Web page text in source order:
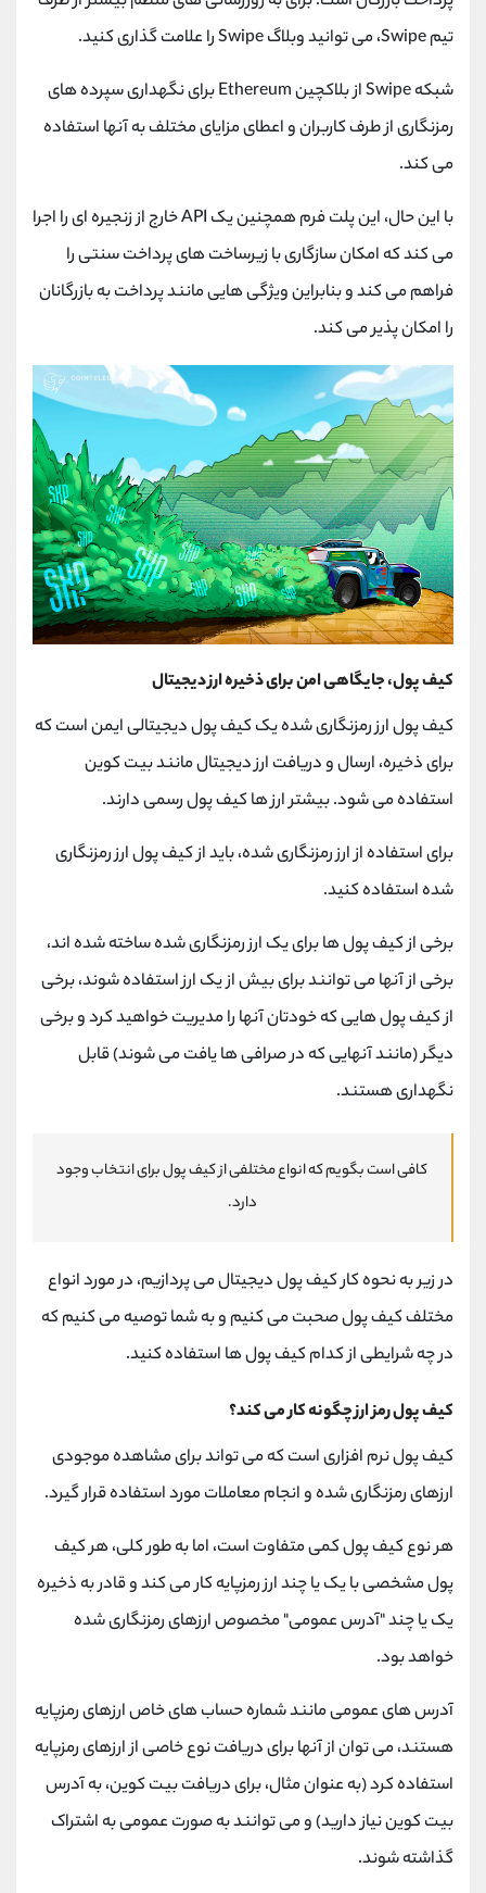
تیم Swipe، می توانید وبلاگ Swipe را علامت گذاری کنید.
شبکه Swipe از بلاکچین Ethereum برای نگهداری سپرده های
رمزنگاری از طرف کاربران و اعطای مزایای مختلف به آنها استفاده
می کند.
با این حال، این پلت فرم همچنین یک API خارج از زنجیره ای را اجرا
می کند که امکان سازگاری با زیرساخت های پرداخت سنتی را
فراهم می کند و بنابراین ویژگی هایی مانند پرداخت به بازرگانان
را امکان پذیر می کند.
کیف پول، جایگاهی امن برای ذخیره ارز دیجیتال
کیف پول ارز رمزنگاری شده یک کیف پول دیجیتالی ایمن است که
برای ذخیره، ارسال و دریافت ارز دیجیتال مانند بیت کوین
استفاده می شود. بیشتر ارز ها کیف پول رسمی دارند.
برای استفاده از ارز رمزنگاری شده، باید از کیف پول ارز رمزنگاری
شده استفاده کنید.
برخی از کیف پول ها برای یک ارز رمزنگاری شده ساخته شده اند،
برخی از آنها می توانند برای بیش از یک ارز استفاده شوند، برخی
از کیف پول هایی که خودتان آنها را مدیریت خواهید کرد و برخی
دیگر (مانند آنهایی که در صرافی ها یافت می شوند) قابل
نگهداری هستند.
کافی است بگویم که انواع مختلفی از کیف پول برای انتخاب وجود
دارد.
در زیر به نحوه کار کیف پول دیجیتال می پردازیم، در مورد انواع
مختلف کیف پول صحبت می کنیم و به شما توصیه می کنیم که
در چه شرایطی از کدام کیف پول ها استفاده کنید.
کیف پول رمز ارز چگونه کار می کند؟
کیف پول نرم افزاری است که می تواند برای مشاهده موجودی
ارزهای رمزنگاری شده و انجام معاملات مورد استفاده قرار گیرد.
هر نوع کیف پول کمی متفاوت است، اما به طور کلی، هر کیف
پول مشخصی با یک یا چند ارز رمزپایه کار می کند و قادر به ذخیره
یک یا چند "آدرس عمومی" مخصوص ارزهای رمزنگاری شده
خواهد بود.
آدرس های عمومی مانند شماره حساب های خاص ارزهای رمزپایه
هستند، می توان از آنها برای دریافت نوع خاصی از ارزهای رمزپایه
استفاده کرد (به عنوان مثال، برای دریافت بیت کوین، به آدرس
بیت کوین نیاز دارید) و می توانند به صورت عمومی به اشتراک
گذاشته شوند.